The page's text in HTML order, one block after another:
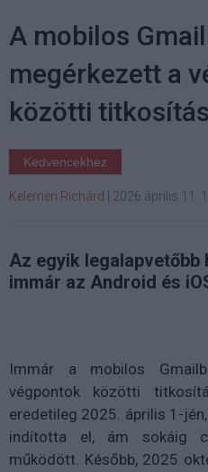
A mobilos
megérkezett a
közötti titkosítás
Kedvencekhez
Kelemen Richárd 2026 április 11.
Az egyik
immár az Android és
Immár a mobilos
végpontok közötti
eredetileg 2025. április 1-
indította el, ám sokáig
működött. Később, 2025